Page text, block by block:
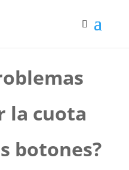
la cuota
botones?